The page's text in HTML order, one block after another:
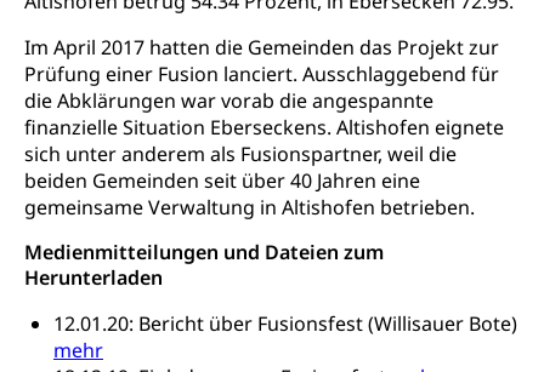
Im April 2017 hatten die Gemeinden das Projekt zur
Prüfung einer Fusion lanciert. Ausschlaggebend für
die Abklärungen war vorab die angespannte
finanzielle Situation Eberseckens. Altishofen eignete
sich unter anderem als Fusionspartner, weil die
beiden Gemeinden seit über 40 Jahren eine
gemeinsame Verwaltung in Altishofen betrieben.
Medienmitteilungen und Dateien zum
Herunterladen
12.01.20: Bericht über Fusionsfest (Willisauer Bote)
mehr
Krankheit, Unfall, Prämienverbilligung,
Krankenkasse
Krankenversicherung (WAS Luzern)
Prämienverbilligung (WAS Luzern)
Obligatorische Krankenversicherung (WAS
Luzern)
Kranken- und Unfallversicherung
Lebensmittelsicherheit
sichere Lebensmittel, Lebensmittelkontrolle,
Lebensmittelhygiene, Produktesicherheit
Trinkwasser
Lebensmittel
Prävention
Gesundheitsvorsorge, Wellness, Unfallverhütung,
Suchtprävention, Alkoholprävention,
Sekundärprävention, Tertiärprävention